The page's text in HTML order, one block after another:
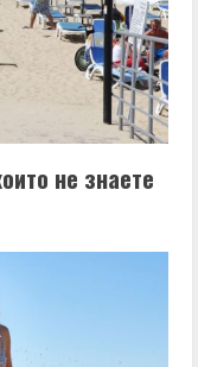
не знаете